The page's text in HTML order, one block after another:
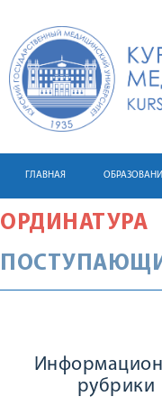
ГЛАВНАЯ
ОРДИНАТУРА
рубрики